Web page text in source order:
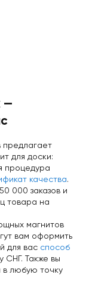
—
для доски:
процедура
качества.
000 заказов и
товара на
магнитов
вам оформить
для вас способ
СНГ. Также вы
в любую точку